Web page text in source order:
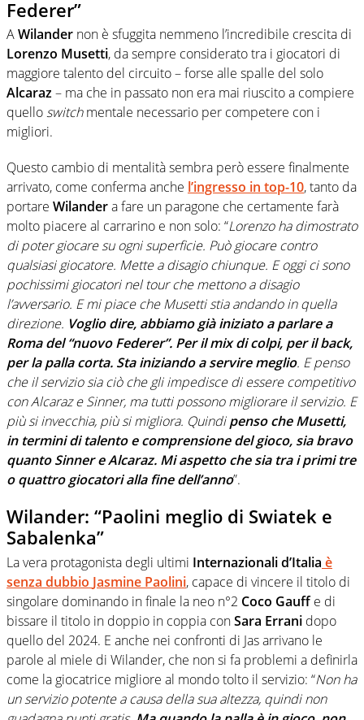
Federer”
AWilander non è sfuggita nemmeno l’incredibile crescita di
Lorenzo Musetti, da sempre considerato tra i giocatori di
maggiore talento del circuito – forse alle spalle del solo
Alcaraz– ma che in passato non era mai riuscito a compiere
quelloswitchmentale necessario per competere con i
migliori.
Questo cambio di mentalità sembra però essere finalmente
arrivato, come conferma anche l’ingresso in top-10, tanto da
portare Wilandera fare un paragone che certamente farà
molto piacere al carrarino e non solo: “Lorenzo ha dimostrato
di poter giocare su ogni superficie. Può giocare contro
qualsiasi giocatore. Mette a disagio chiunque. E oggi ci sono
pochissimi giocatori nel tour che mettono a disagio
l’avversario. E mi piace che Musetti stia andando in quella
direzione. Voglio dire, abbiamo già iniziato a parlare a
Roma del “nuovo Federer”. Per il mix di colpi, per il back,
per la palla corta. Sta iniziando a servire meglio. E penso
che il servizio sia ciò che gli impedisce di essere competitivo
con Alcaraz e Sinner, ma tutti possono migliorare il servizio. E
più si invecchia, più si migliora. Quindipenso che Musetti,
in termini di talento e comprensione del gioco, sia bravo
quanto Sinner e Alcaraz. Mi aspetto che sia tra i primi tre
o quattro giocatori alla fine dell’anno”.
Wilander: “Paolini meglio di Swiatek e
Sabalenka”
La vera protagonista degli ultimi Internazionali d’Italia è
senza dubbio Jasmine Paolini, capace di vincere il titolo di
singolare dominando in finale la neo n°2 Coco Gauffe di
bissare il titolo in doppio in coppia conSara Errani dopo
quello del 2024. E anche nei confronti di Jas arrivano le
parole al miele di Wilander, che non si fa problemi a definirla
come la giocatrice migliore al mondo tolto il servizio: “Non ha
un servizio potente a causa della sua altezza, quindi non